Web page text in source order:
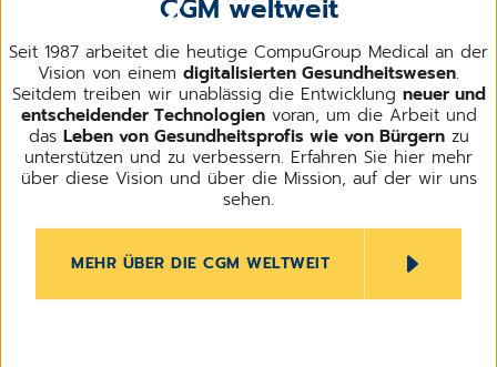
CGM weltweit
Seit 1987 arbeitet die heutige CompuGroup Medical an der
Vision von einem digitalisierten Gesundheitswesen.
Seitdem treiben wir unablässig die Entwicklung neuer und
entscheidender Technologienvoran, um die Arbeit und
das Leben von Gesundheitsprofis wie von Bürgernzu
unterstützen und zu verbessern. Erfahren Sie hier mehr
über diese Vision und über die Mission, auf der wir uns
sehen.
MEHR ÜBER DIE CGM WELTWEIT